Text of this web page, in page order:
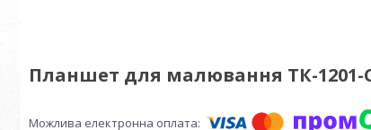
Планшет для малювання ТК-1201-C